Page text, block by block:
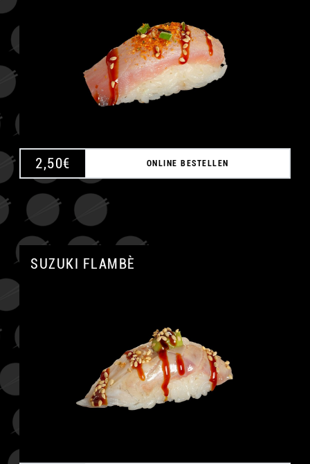
2,50€ ONLINE BESTELLEN
SUZUKI FLAMBÈ